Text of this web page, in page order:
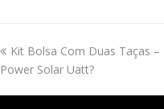
previous
post:
Kit Bolsa Com Duas Taças –
Power Solar Uatt?